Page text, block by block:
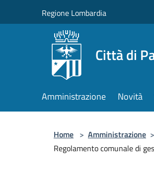
Regione Lombardia
Città di
Amministrazione Novità
Home > Amministrazione >
Regolamento comunale di